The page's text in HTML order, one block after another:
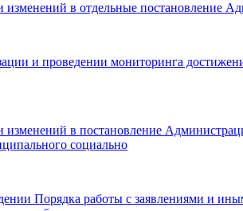
в отдельные постановление
и проведении мониторинга
в постановление
социально
Порядка работы с заявлениями и